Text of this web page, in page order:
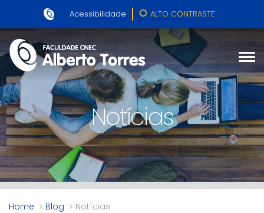
Acessibilidade ALTO CONTRASTE
Notícias
Home Blog Notícias